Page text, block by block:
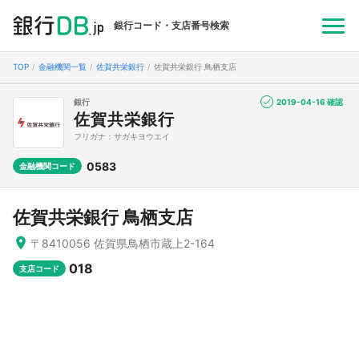
銀行コード・支店番号検索
TOP 金融機関一覧 佐賀共栄銀行 佐賀共栄銀行 鳥栖支店
銀行
佐賀共栄銀行
フリガナ：サガキヨウエイ
金融機関コード 0583
2019-04-16 確認
佐賀共栄銀行 鳥栖支店
〒8410056 佐賀県鳥栖市蔵上2-164
支店コード 018